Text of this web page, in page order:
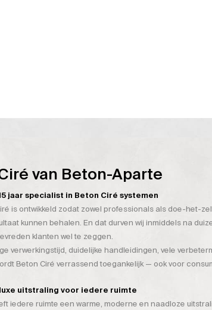
van Beton-Aparte
jaar specialist in Beton Ciré systemen
is ontwikkeld zodat zowel professionals als doe-het-
kunnen behalen. En dat durven wij inmiddels na
klanten wel te zeggen.
verwerkingstijd, duidelijke handleidingen, vele
Beton Ciré verrassend toegankelijk — ook voor
uitstraling voor iedere ruimte
iedere ruimte een warme, moderne en naadloze